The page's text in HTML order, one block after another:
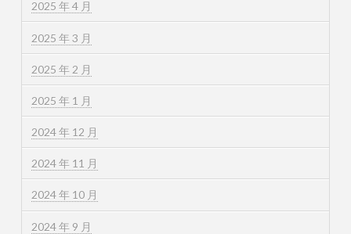
2025 年 4 月
2025 年 3 月
2025 年 2 月
2025 年 1 月
2024 年 12 月
2024 年 11 月
2024 年 10 月
2024 年 9 月